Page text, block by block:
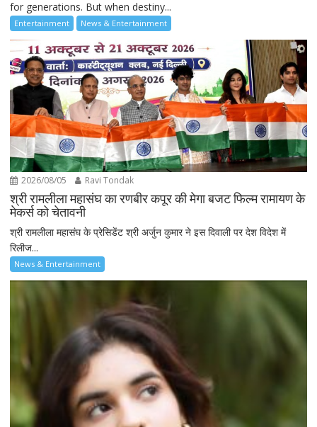
for generations. But when destiny...
Entertainment News & Entertainment
2026/08/05 Ravi Tondak
श्री रामलीला महासंघ का रणबीर कपूर की मेगा बजट फिल्म रामायण के
मेकर्स को चेतावनी
श्री रामलीला महासंघ के प्रेसिडेंट श्री अर्जुन कुमार ने इस दिवाली पर देश विदेश में
रिलीज...
News & Entertainment